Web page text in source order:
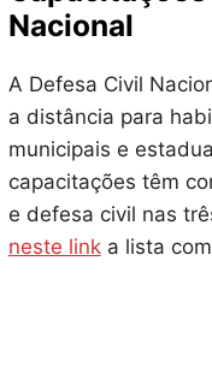
Nacional
A Defesa Civil
a distância para
municipais e
capacitações têm
e defesa civil nas
neste linka lista